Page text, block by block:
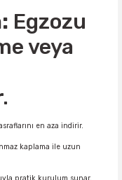
Egzozu
veya
en aza indirir.
kaplama ile uzun